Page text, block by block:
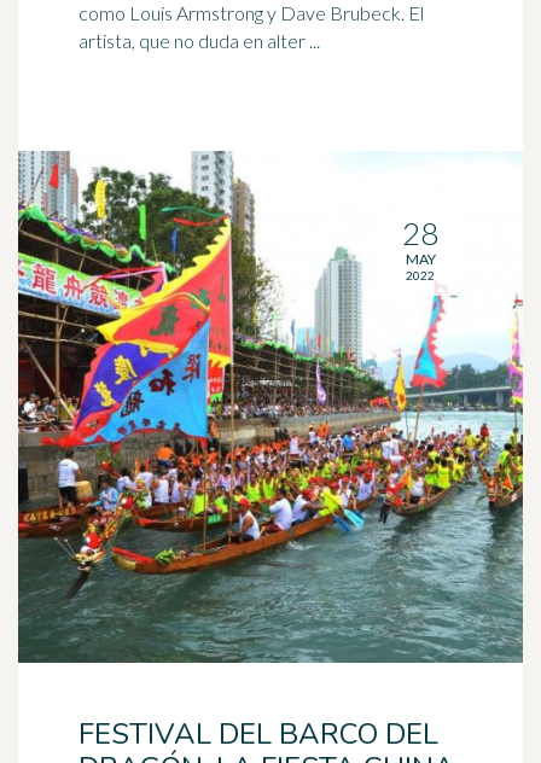
como Louis Armstrong y Dave Brubeck. El
artista, que no duda en alter ...
FESTIVAL DEL BARCO DEL
28
MAY
2022